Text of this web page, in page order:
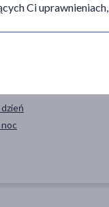
noc
Ci